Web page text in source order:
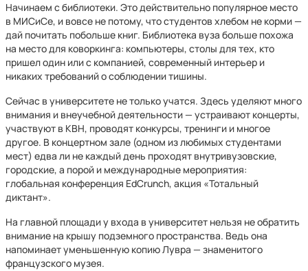
Начинаем с библиотеки. Это действительно популярное место
в МИСиСе, и вовсе не потому, что студентов хлебом не корми —
дай почитать побольше книг. Библиотека вуза больше похожа
на место для коворкинга: компьютеры, столы для тех, кто
пришел один или с компанией, современный интерьер и
никаких требований о соблюдении тишины.
Сейчас в университете не только учатся. Здесь уделяют много
внимания и внеучебной деятельности — устраивают концерты,
участвуют в КВН, проводят конкурсы, тренинги и многое
другое. В концертном зале (одном из любимых студентами
мест) едва ли не каждый день проходят внутривузовские,
городские, а порой и международные мероприятия:
глобальная конференция EdCrunch, акция «Тотальный
диктант».
На главной площади у входа в университет нельзя не обратить
внимание на крышу подземного пространства. Ведь она
напоминает уменьшенную копию Лувра — знаменитого
французского музея.